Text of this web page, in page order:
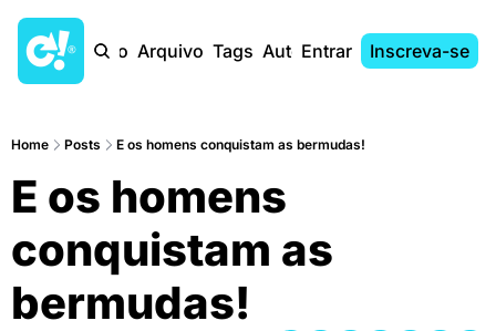
Início Arquivo Tags AutoresEntrar Inscreva-se
Home Posts E os homens conquistam as bermudas!
E os homens
conquistam as
bermudas!